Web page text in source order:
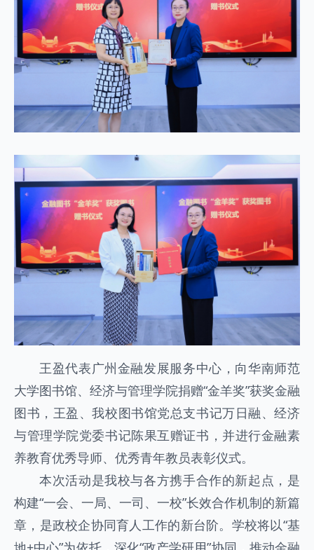
王盈代表广州金融发展服务中心，向华南师范
大学图书馆、经济与管理学院捐赠“金羊奖”获奖金融
图书，王盈、我校图书馆党总支书记万日融、经济
与管理学院党委书记陈果互赠证书，并进行金融素
养教育优秀导师、优秀青年教员表彰仪式。
本次活动是我校与各方携手合作的新起点，是
构建“一会、一局、一司、一校”长效合作机制的新篇
章，是政校企协同育人工作的新台阶。学校将以“基